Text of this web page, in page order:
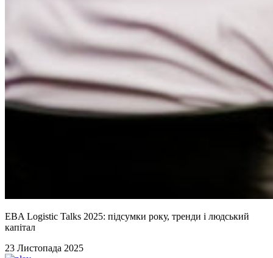
EBA Logistic Talks 2025: підсумки року, тренди і людський
капітал
23 Листопада 2025